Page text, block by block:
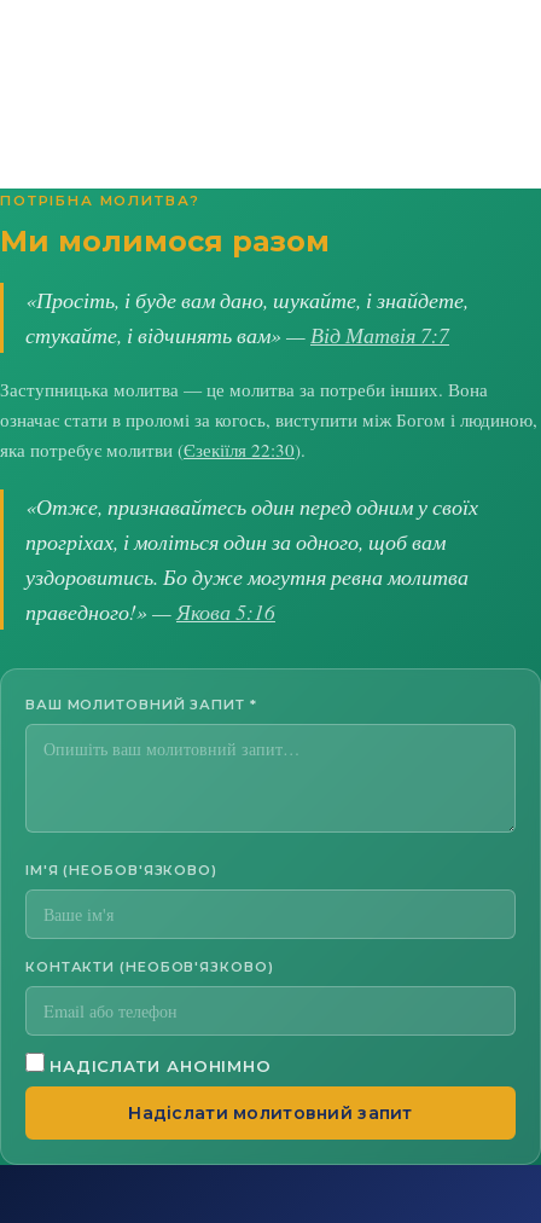
ПОТРІБНА МОЛИТВА?
Ми молимося разом
«Просіть, і буде вам дано, шукайте, і знайдете,
стукайте, і відчинять вам» —Від Матвія 7:7
Заступницька молитва — це молитва за потреби інших. Вона
означає стати в проломі за когось, виступити між Богом і людиною,
яка потребує молитви (Єзекіїля 22:30).
«Отже, признавайтесь один перед одним у своїх
прогріхах, і моліться один за одного, щоб вам
уздоровитись. Бо дуже могутня ревна молитва
праведного!» —Якова 5:16
ВАШ МОЛИТОВНИЙ ЗАПИТ *
ІМ'Я (НЕОБОВ'ЯЗКОВО)
КОНТАКТИ (НЕОБОВ'ЯЗКОВО)
НАДІСЛАТИ АНОНІМНО
Надіслати молитовний запит